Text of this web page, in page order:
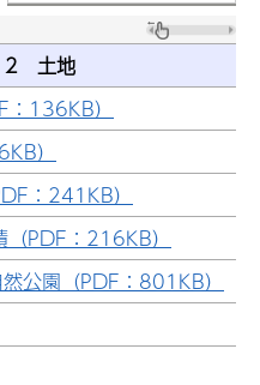
2 土地
136KB）
）
：241KB）
PDF：216KB）
公園（PDF：801KB）